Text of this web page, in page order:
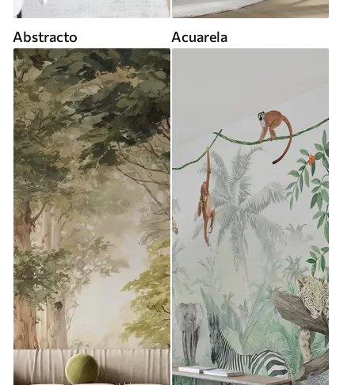
Abstracto Acuarela